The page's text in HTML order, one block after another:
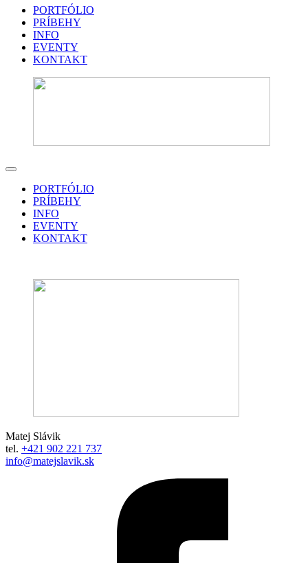
PORTFÓLIO
PRÍBEHY
INFO
EVENTY
KONTAKT
PORTFÓLIO
PRÍBEHY
INFO
EVENTY
KONTAKT
Matej Slávik
tel. +421 902 221 737
info@matejslavik.sk